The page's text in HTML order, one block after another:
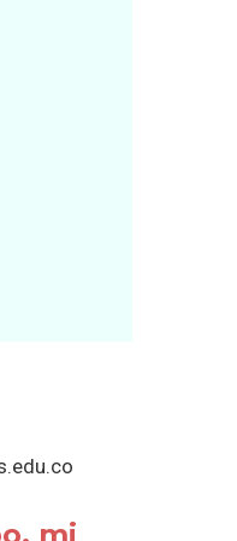
mi